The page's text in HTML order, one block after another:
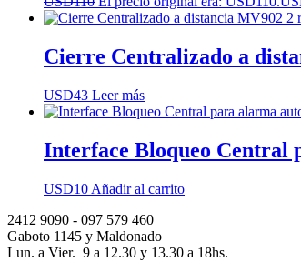
Cierre Centralizado a
USD43 Leer más
Interface Bloqueo Central
USD10 Añadir al carrito
2412 9090 - 097 579 460
Gaboto 1145 y Maldonado
Lun. a Vier. 9 a 12.30 y 13.30 a 18hs.